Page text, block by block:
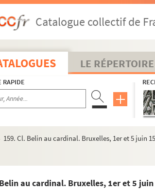
Catalogue collectif de
LE RÉPERTOIRE
RAPIDE
159. Cl. Belin au cardinal. Bruxelles, 1er et 5 juin
au cardinal. Bruxelles, 1er et 5
van Hargen, seigneur d'Oosterwick, au
procureur de Lille Gilles Jovenel au cardinal.
Belin au cardinal. Bruxelles, 4 avril 1568
conseiller Antoine Contault au cardinal. Malines, 8
cardinal au P. Arnold Mermann, gardien de
La Tour, capitaine de Sainte-Anne, au cardinal.
Belin au cardinal. Bruxelles, 11-25 avril 1567
Belin au cardinal. Bruxelles, 2 mai 1568